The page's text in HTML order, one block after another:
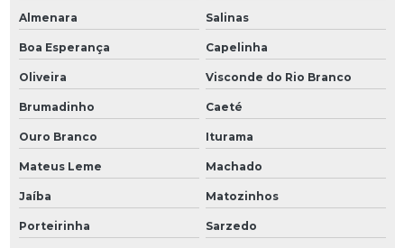
Almenara Salinas
Boa Esperança Capelinha
Oliveira Visconde do Rio Branco
Brumadinho Caeté
Ouro Branco Iturama
Mateus Leme Machado
Jaíba Matozinhos
Porteirinha Sarzedo